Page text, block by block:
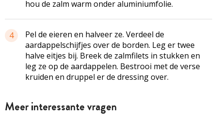
hou de zalm warm onder aluminiumfolie.
4
Pel de eieren en halveer ze. Verdeel de
aardappelschijfjes over de borden. Leg er twee
halve eitjes bij. Breek de zalmfilets in stukken en
leg ze op de aardappelen. Bestrooi met de verse
kruiden en druppel er de dressing over.
Meer interessante vragen